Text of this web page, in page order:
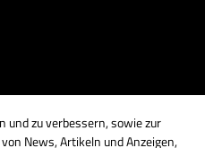
und zu verbessern, sowie zur
News, Artikeln und Anzeigen,